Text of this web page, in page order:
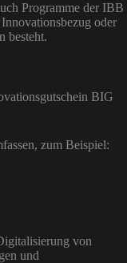
Programme der IBB
oder
besteht.
BIG
zum Beispiel:
von
und